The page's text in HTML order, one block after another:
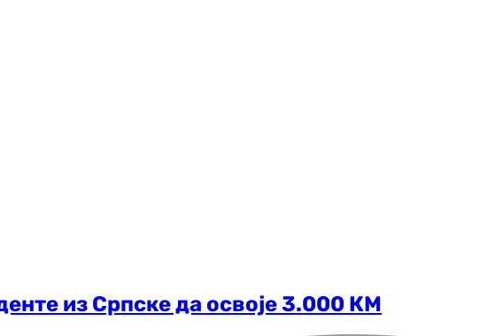
из Српске да освоје 3.000 КМ